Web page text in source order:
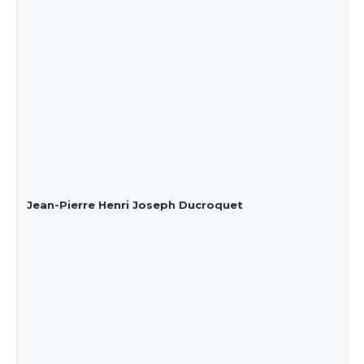
Jean-Pierre Henri Joseph Ducroquet